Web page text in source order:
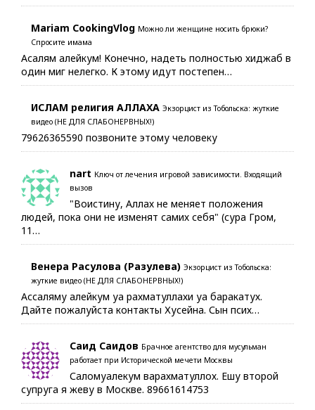
Mariam CookingVlog Можно ли женщине носить брюки?
Спросите имама
Асалям алейкум! Конечно, надеть полностью хиджаб в
один миг нелегко. К этому идут постепен…
ИСЛАМ религия АЛЛАХА Экзорцист из Тобольска: жуткие
видео (НЕ ДЛЯ СЛАБОНЕРВНЫХ!)
79626365590 позвоните этому человеку
nart Ключ от лечения игровой зависимости. Входящий
вызов
"Воистину, Аллах не меняет положения
людей, пока они не изменят самих себя" (сура Гром,
11…
Венера Расулова (Разулева) Экзорцист из Тобольска:
жуткие видео (НЕ ДЛЯ СЛАБОНЕРВНЫХ!)
Ассаляму алейкум уа рахматуллахи уа баракатух.
Дайте пожалуйста контакты Хусейна. Сын псих…
Саид Саидов Брачное агентство для мусульман
работает при Исторической мечети Москвы
Саломуалекум варахматуллох. Ешу второй
супруга я жеву в Москве. 89661614753